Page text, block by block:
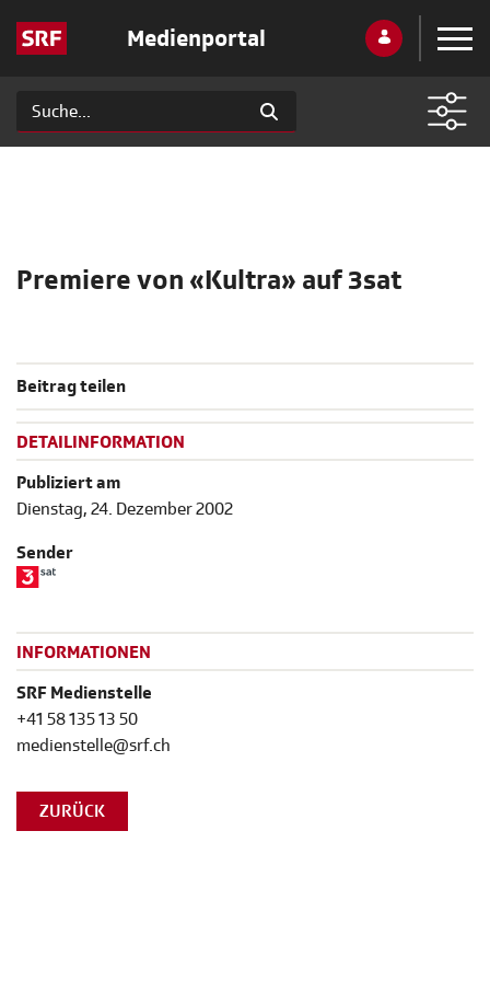
Medienportal
Premiere von «Kultra» auf 3sat
Beitrag teilen
DETAILINFORMATION
Publiziert am
Dienstag, 24. Dezember 2002
Sender
INFORMATIONEN
SRF Medienstelle
+41 58 135 13 50
medienstelle@srf.ch
ZURÜCK